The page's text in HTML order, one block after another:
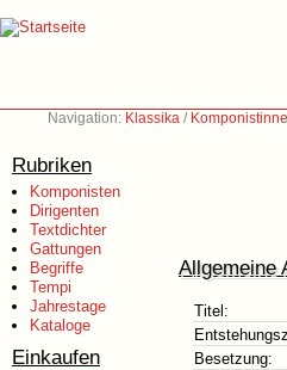
Navigation: Klassika /
Rubriken
Komponisten
Dirigenten
Textdichter
Gattungen
Begriffe
Tempi
Jahrestage
Kataloge
Einkaufen
Allgemeine
Titel:
Besetzung: